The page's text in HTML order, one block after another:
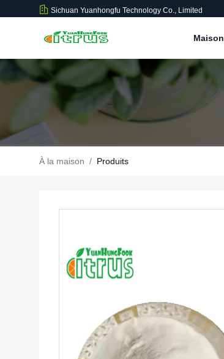
Sichuan Yuanhongfu Technology Co., Limited
Maison
À la maison / Produits